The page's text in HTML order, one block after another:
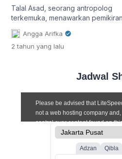
genealogi, yang dipengaruhi oleh
Michel Foucault, dan Asad meneliti
bagaimana proses historis
sekularisme sebagai kategori politik
dan […]
Talal Asad, seorang antropolog
terkemuka, menawarkan pemikiran
ulang yang kritis tentang Islam
konsepnya tentang “tradisi
Angga Arifka
2 tahun yang lalu
Jadwal